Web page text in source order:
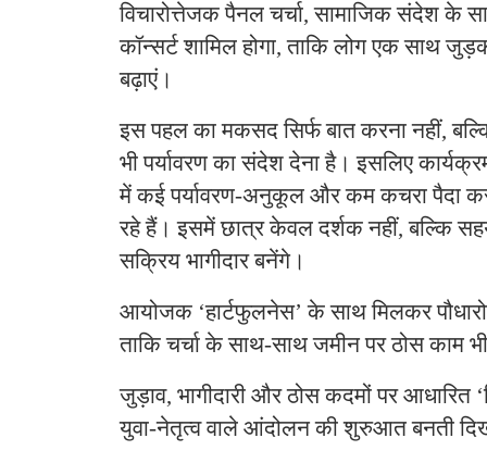
विचारोत्तेजक पैनल चर्चा, सामाजिक संदेश के
कॉन्सर्ट शामिल होगा, ताकि लोग एक साथ
बढ़ाएं।
इस पहल का मकसद सिर्फ बात करना नहीं,
भी पर्यावरण का संदेश देना है। इसलिए
में कई पर्यावरण-अनुकूल और कम कचरा पैदा
रहे हैं। इसमें छात्र केवल दर्शक नहीं, बल्कि
सक्रिय भागीदार बनेंगे।
आयोजक ‘हार्टफुलनेस’ के साथ मिलकर
ताकि चर्चा के साथ-साथ जमीन पर ठोस काम
जुड़ाव, भागीदारी और ठोस कदमों पर आधारित
युवा-नेतृत्व वाले आंदोलन की शुरुआत बनती